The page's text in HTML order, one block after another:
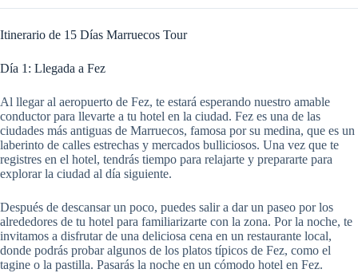
Itinerario de 15 Días Marruecos Tour
Día 1: Llegada a Fez
Al llegar al aeropuerto de Fez, te estará esperando nuestro amable
conductor para llevarte a tu hotel en la ciudad. Fez es una de las
ciudades más antiguas de Marruecos, famosa por su medina, que es un
laberinto de calles estrechas y mercados bulliciosos. Una vez que te
registres en el hotel, tendrás tiempo para relajarte y prepararte para
explorar la ciudad al día siguiente.
Después de descansar un poco, puedes salir a dar un paseo por los
alrededores de tu hotel para familiarizarte con la zona. Por la noche, te
invitamos a disfrutar de una deliciosa cena en un restaurante local,
donde podrás probar algunos de los platos típicos de Fez, como el
tagine o la pastilla. Pasarás la noche en un cómodo hotel en Fez.